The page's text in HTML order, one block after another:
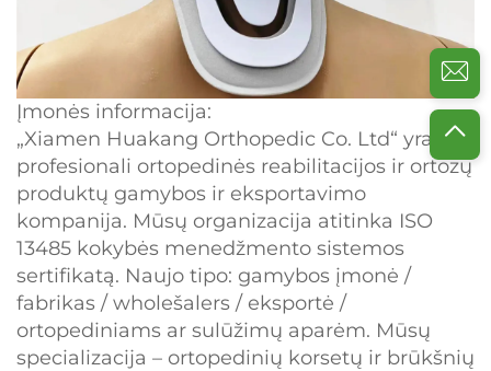
Įmonės informacija:
„Xiamen Huakang Orthopedic Co. Ltd“ yra
profesionali ortopedinės reabilitacijos ir ortozų
produktų gamybos ir eksportavimo
kompanija. Mūsų organizacija atitinka ISO
13485 kokybės menedžmento sistemos
sertifikatą. Naujo tipo: gamybos įmonė /
fabrikas / wholešalers / eksportė /
ortopediniams ar sulūžimų aparėm. Mūsų
specializacija – ortopedinių korsetų ir brūkšnių